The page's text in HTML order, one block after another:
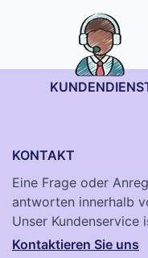
KONTAKT
Eine Frage oder
antworten innerhalb
Unser Kundenservice
Kontaktieren Sie uns